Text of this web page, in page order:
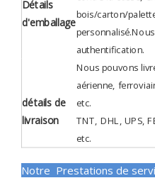
Détails
d'emballage
bois/carton/
authentification.
détails de
livraison
Nous pouvons
aérienne,
etc.
TNT, DHL, UPS,
etc.
Notre